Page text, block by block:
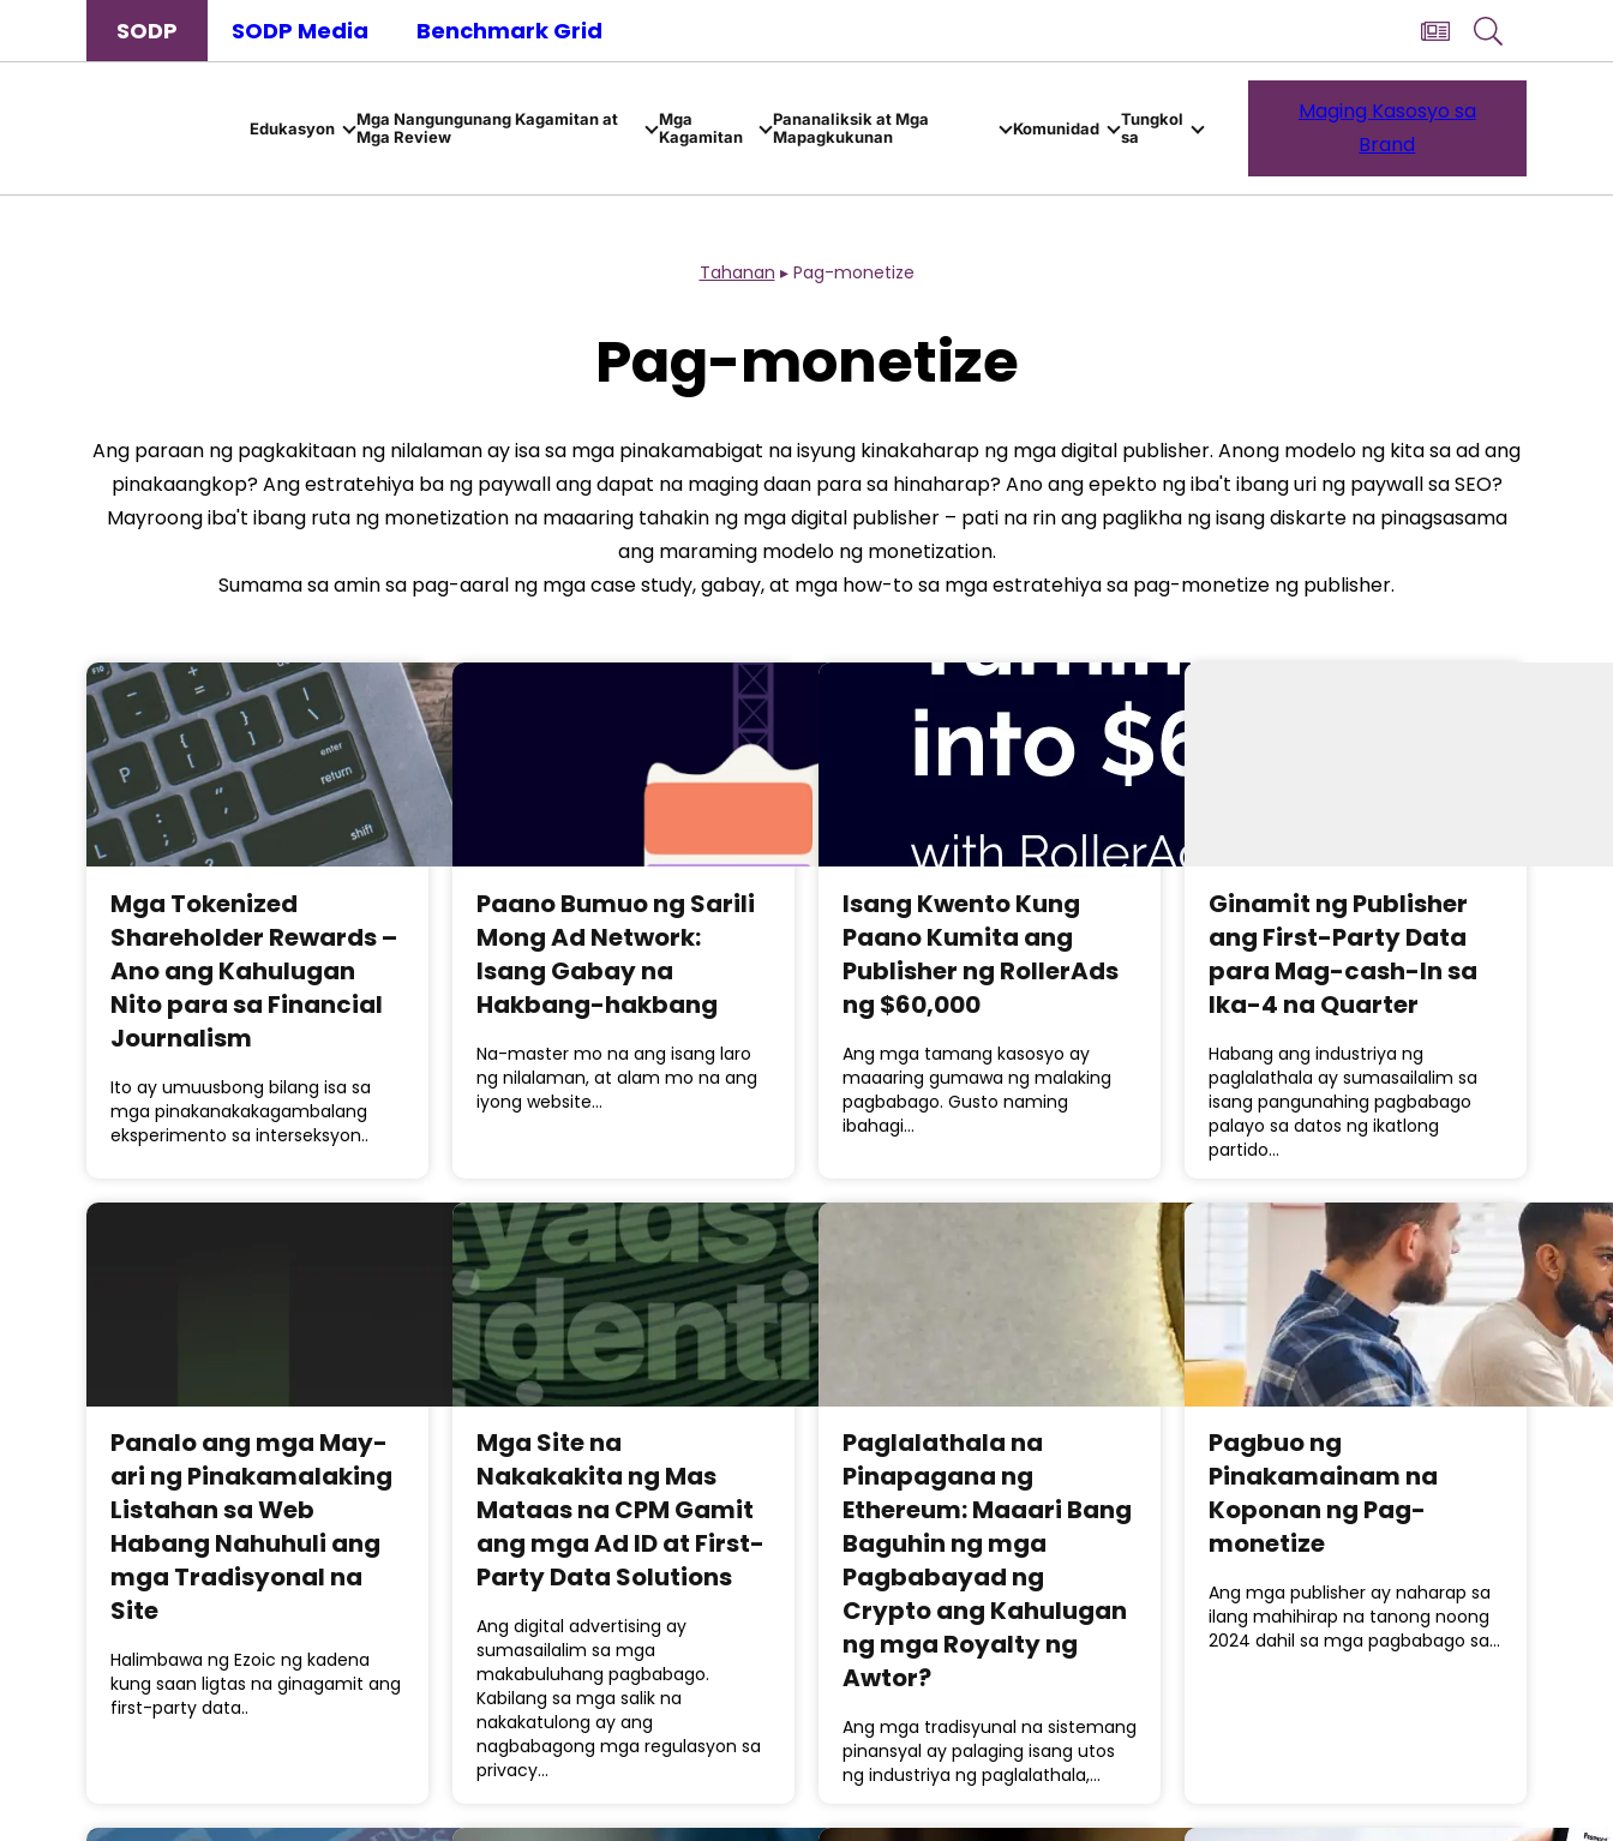
SODP SODP Media Benchmark Grid
Edukasyon
Mga Nangungunang Kagamitan at
Mga Review
Mga
Kagamitan
Pananaliksik at Mga
Mapagkukunan
Komunidad
Tungkol
sa
Maging Kasosyo sa
Brand
Tahanan ▸ Pag-monetize
Pag-monetize
Ang paraan ng pagkakitaan ng nilalaman ay isa sa mga pinakamabigat na isyung kinakaharap ng mga digital publisher. Anong modelo ng kita sa ad ang
pinakaangkop? Ang estratehiya ba ng paywall ang dapat na maging daan para sa hinaharap? Ano ang epekto ng iba't ibang uri ng paywall sa SEO?
Mayroong iba't ibang ruta ng monetization na maaaring tahakin ng mga digital publisher – pati na rin ang paglikha ng isang diskarte na pinagsasama
ang maraming modelo ng monetization.
Sumama sa amin sa pag-aaral ng mga case study, gabay, at mga how-to sa mga estratehiya sa pag-monetize ng publisher.
Mga Tokenized
Shareholder Rewards –
Ano ang Kahulugan
Nito para sa Financial
Journalism
Ito ay umuusbong bilang isa sa
mga pinakanakakagambalang
eksperimento sa interseksyon..
Paano Bumuo ng Sarili
Mong Ad Network:
Isang Gabay na
Hakbang-hakbang
Na-master mo na ang isang laro
ng nilalaman, at alam mo na ang
iyong website…
Isang Kwento Kung
Paano Kumita ang
Publisher ng RollerAds
ng $60,000
Ang mga tamang kasosyo ay
maaaring gumawa ng malaking
pagbabago. Gusto naming
ibahagi…
Ginamit ng Publisher
ang First-Party Data
para Mag-cash-In sa
Ika-4 na Quarter
Habang ang industriya ng
paglalathala ay sumasailalim sa
isang pangunahing pagbabago
palayo sa datos ng ikatlong
partido…
Panalo ang mga May-
ari ng Pinakamalaking
Listahan sa Web
Habang Nahuhuli ang
mga Tradisyonal na
Site
Halimbawa ng Ezoic ng kadena
kung saan ligtas na ginagamit ang
first-party data..
Mga Site na
Nakakakita ng Mas
Mataas na CPM Gamit
ang mga Ad ID at First-
Party Data Solutions
Ang digital advertising ay
sumasailalim sa mga
makabuluhang pagbabago.
Kabilang sa mga salik na
nakakatulong ay ang
nagbabagong mga regulasyon sa
privacy…
Paglalathala na
Pinapagana ng
Ethereum: Maaari Bang
Baguhin ng mga
Pagbabayad ng
Crypto ang Kahulugan
ng mga Royalty ng
Awtor?
Ang mga tradisyunal na sistemang
pinansyal ay palaging isang utos
ng industriya ng paglalathala,…
Pagbuo ng
Pinakamainam na
Koponan ng Pag-
monetize
Ang mga publisher ay naharap sa
ilang mahihirap na tanong noong
2024 dahil sa mga pagbabago sa…